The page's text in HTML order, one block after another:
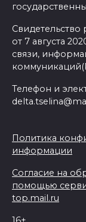
от 7 августа
связи,
Телефон и
Политика
информации
Согласие на
помощью
top.mail.ru